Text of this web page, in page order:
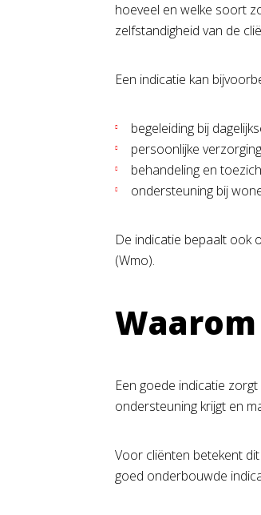
hoeveel en welke soort
zelfstandigheid van de
Een indicatie kan
begeleiding bij
persoonlijke
behandeling en
ondersteuning bij
De indicatie bepaalt ook
(Wmo).
Een goede indicatie
ondersteuning krijgt en
Voor cliënten betekent
goed onderbouwde